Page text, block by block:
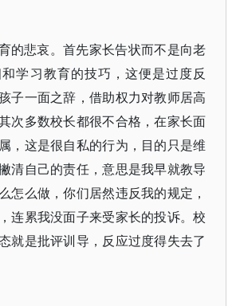
的悲哀。首先家长告状而不是向老
学习教育的技巧，这便是过度反
子一面之辞，借助权力对教师居高
次多数校长都很不合格，在家长面
，这是很自私的行为，目的只是维
清自己的责任，意思是我早就教导
怎么做，你们居然违反我的规定，
连累我没面子来受家长的投诉。校
就是批评训导，反应过度得失去了